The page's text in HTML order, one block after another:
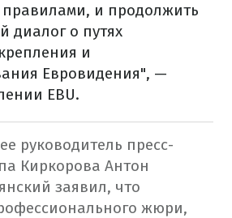
правилами, и продолжить
диалог о путях
и
Евровидения", —
EBU.
руководитель пресс-
Киркорова Антон
заявил, что
жюри,